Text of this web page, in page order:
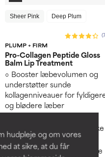
hudpleje og om vores
at sikre, at du får
Sheer Pink Deep Plum
PLUMP + FIRM
Pro-Collagen Peptide Gloss
Balm Lip Treatment
Booster læbevolumen og
understøtter sunde
kollagenniveauer for
og blødere læber
med en glossy finish, der ikke
klæber
Klinisk bevist at give fyldige